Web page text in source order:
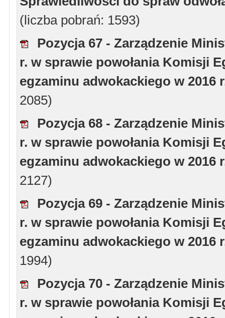
(liczba pobrań: 1593)
Pozycja 67 - Zarządzenie
r. w sprawie powołania Komisji
egzaminu adwokackiego w 2016
2085)
Pozycja 68 - Zarządzenie
r. w sprawie powołania Komisji
egzaminu adwokackiego w 2016
2127)
Pozycja 69 - Zarządzenie
r. w sprawie powołania Komisji
egzaminu adwokackiego w 2016
1994)
Pozycja 70 - Zarządzenie
r. w sprawie powołania Komisji